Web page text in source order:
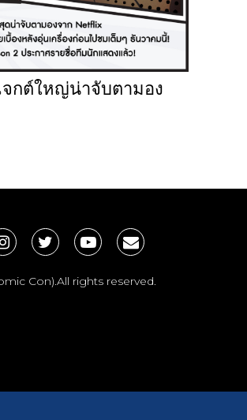
จกต์ใหญ่น่าจับตามอง
Con).All rights reserved.